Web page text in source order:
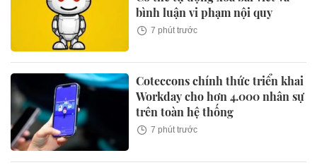
bình luận vi phạm nội quy
7 phút trước
Coteccons chính thức triển khai
Workday cho hơn 4.000 nhân sự
trên toàn hệ thống
7 phút trước